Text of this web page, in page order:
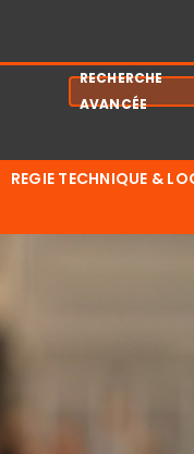
RECHERCHE
AVANCÉE
REGIE TECHNIQUE &